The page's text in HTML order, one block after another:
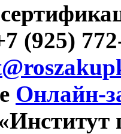
(925)
Онлайн-